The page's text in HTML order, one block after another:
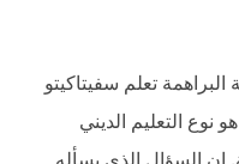
تعلم سفيتاكيتو
نوع التعليم الديني